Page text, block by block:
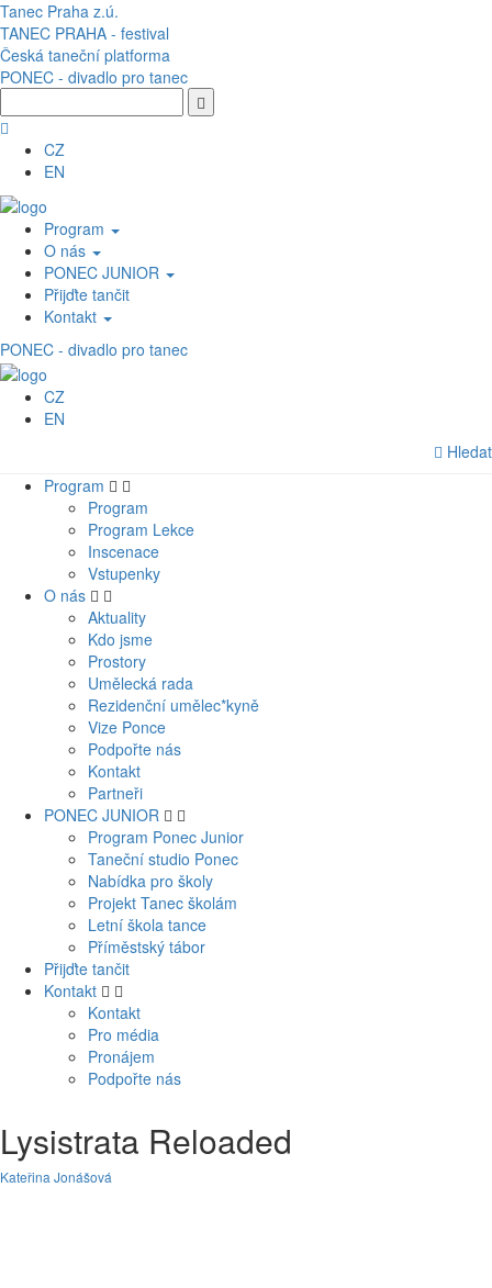
Přejít k hlavnímu obsahu
Tanec Praha z.ú.
TANEC PRAHA - festival
Česká taneční platforma
PONEC - divadlo pro tanec
CZ
EN
Program
O nás
PONEC JUNIOR
Přijďte tančit
Kontakt
PONEC - divadlo pro tanec
CZ
EN
Hledat
Program
Program
Program Lekce
Inscenace
Vstupenky
O nás
Aktuality
Kdo jsme
Prostory
Umělecká rada
Rezidenční umělec*kyně
Vize Ponce
Podpořte nás
Kontakt
Partneři
PONEC JUNIOR
Program Ponec Junior
Taneční studio Ponec
Nabídka pro školy
Projekt Tanec školám
Letní škola tance
Příměstský tábor
Přijďte tančit
Kontakt
Kontakt
Pro média
Pronájem
Podpořte nás
Lysistrata Reloaded
Kateřina Jonášová